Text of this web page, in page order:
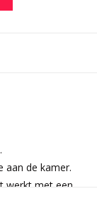
aan de kamer.
werkt met een